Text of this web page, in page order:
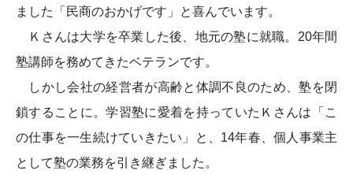
ました「民商のおかげです」と喜んでいます。
Ｋさんは大学を卒業した後、地元の塾に就職。20年間
塾講師を務めてきたベテランです。
しかし会社の経営者が高齢と体調不良のため、塾を閉
鎖することに。学習塾に愛着を持っていたＫさんは「こ
の仕事を一生続けていきたい」と、14年春、個人事業主
として塾の業務を引き継ぎました。